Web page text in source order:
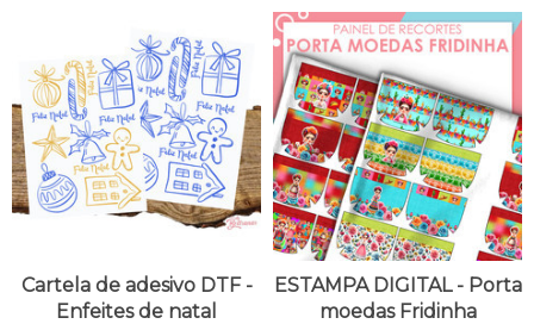
Cartela de adesivo DTF -
Enfeites de natal
ESTAMPA DIGITAL - Porta
moedas Fridinha